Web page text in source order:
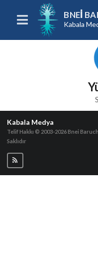
BNEI
Kabala
Kabala Medya
Telif Hakkı © 2003-2026Bnei
Saklıdır